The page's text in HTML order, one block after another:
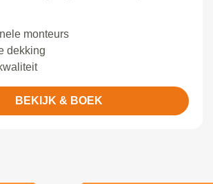
monteurs
dekking
BEKIJK & BOEK